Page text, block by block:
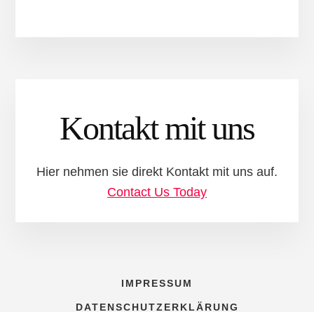
Kontakt mit uns
Hier nehmen sie direkt Kontakt mit uns auf.
Contact Us Today
IMPRESSUM
DATENSCHUTZERKLÄRUNG